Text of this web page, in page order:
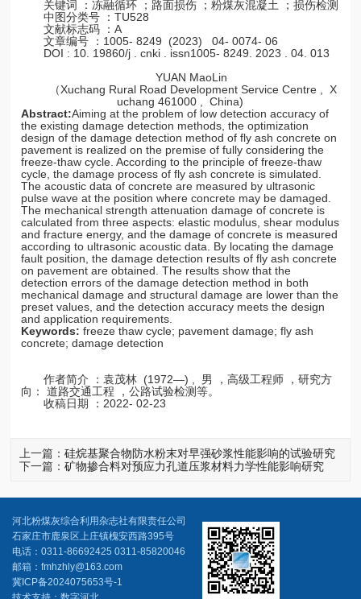
关键词 ：冻融循环 ；路面损伤 ；粉煤灰混凝土 ；损伤检测
中图分类号 ：TU528
文献标志码 ：A
文章编号 ：1005- 8249 (2023) 04- 0074- 06
DOI : 10. 19860/j . cnki . issn1005- 8249. 2023 . 04. 013
YUAN MaoLin
（Xuchang Rural Road Development Service Centre , X
uchang 461000 , China)
Abstract:Aiming at the problem of low detection accuracy of
the existing damage detection methods, the optimization
design of the damage detection method of fly ash concrete on
pavement is realized on the premise of fully considering the
freeze-thaw cycle. According to the principle of freeze-thaw
cycle, the damage process of fly ash concrete is simulated.
The acoustic data of concrete are measured by ultrasonic
pulse wave at the position where concrete may be damaged.
The mechanical strength attenuation damage of concrete is
calculated from three aspects: elastic modulus, shear modulus
and fracture energy, and the damage of concrete is measured
according to ultrasonic acoustic data. By locating the damage
fault position, the damage detection results of fly ash concrete
on pavement are obtained. The results show that the
detection errors of the damage detection method in both
mechanical damage and structural damage are lower than the
preset values, and the detection accuracy meets the design
and application requirements.
Keywords: freeze thaw cycle; pavement damage; fly ash
concrete; damage detection
作者简介 ：袁茂林 (1972—) , 男 ，高级工程师 ，研究方
向： 道路交通工程 ，公路试验检测等。
收稿日期 ：2022- 02-23
上一篇：硅烷基聚合物防水粉末对早强砂浆性能影响的试验研究
下一篇：矿物掺合料对预应力孔道压浆材料力学性能影响研究
河北粉煤灰综合利用杂志社有限责任公司
石家庄市鹿泉区上庄镇槐安西路395号
电话：0311-86692425 0311-85820046
邮箱：fmhzhly@163.com
冀ICP备2024075653号-1